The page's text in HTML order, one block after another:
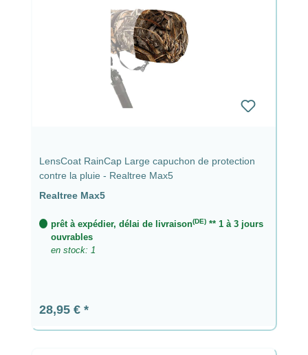
LensCoat RainCap Large capuchon de protection
contre la pluie - Realtree Max5
Realtree Max5
prêt à expédier, délai de livraison(DE)** 1 à 3 jours
ouvrables
en stock: 1
Prix régulier :
28,95 €